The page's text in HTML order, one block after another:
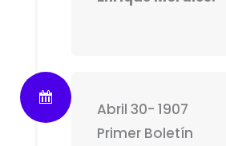
Abril 30- 1907
Primer Boletín